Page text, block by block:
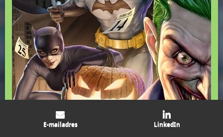
E-mailadres LinkedIn